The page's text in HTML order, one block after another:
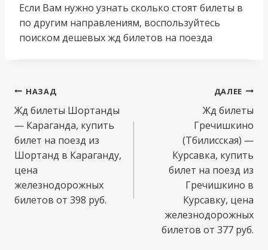
Если Вам нужно узнать сколько стоят билеты в
по другим направлениям, воспользуйтесь
поиском дешевых жд билетов на поезда
Навигация
по
записям
НАЗАД
Жд билеты Шортанды
— Караганда, купить
билет на поезд из
Шортанд в Караганду,
цена
железнодорожных
билетов от 398 руб.
ДАЛЕЕ
Жд билеты
Гречишкино
(Тбилисская) —
Курсавка, купить
билет на поезд из
Гречишкино в
Курсавку, цена
железнодорожных
билетов от 377 руб.